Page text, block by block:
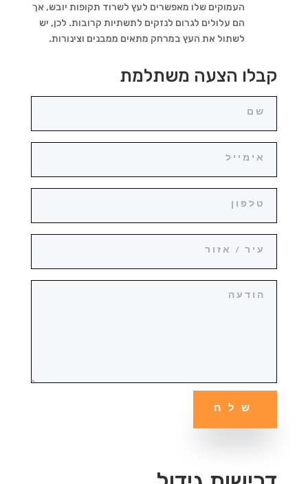
העמוקים שלו מאפשרים לעץ לשרוד תקופות יובש, אך
הם עלולים לגרום לנזקים לתשתיות קרובות. לכן, יש
לשתול את העץ במרחק מתאים ממבנים וצינורות.
קבלו הצעה משתלמת
שלח